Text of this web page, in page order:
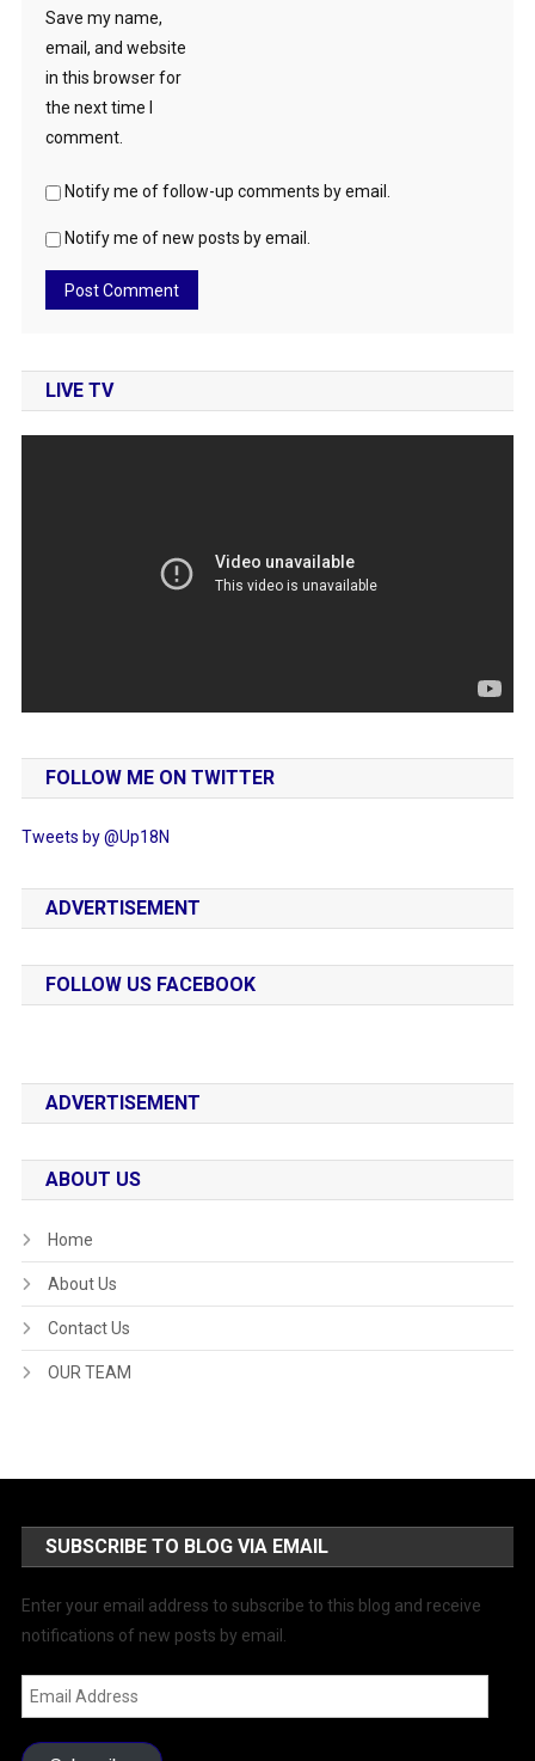
Save my name,
email, and website
in this browser for
the next time I
comment.
Notify me of follow-up comments by email.
Notify me of new posts by email.
LIVE TV
FOLLOW ME ON TWITTER
Tweets by @Up18N
ADVERTISEMENT
FOLLOW US FACEBOOK
ADVERTISEMENT
ABOUT US
Home
About Us
Contact Us
OUR TEAM
SUBSCRIBE TO BLOG VIA EMAIL
Enter your email address to subscribe to this blog and receive
notifications of new posts by email.
Email
Address